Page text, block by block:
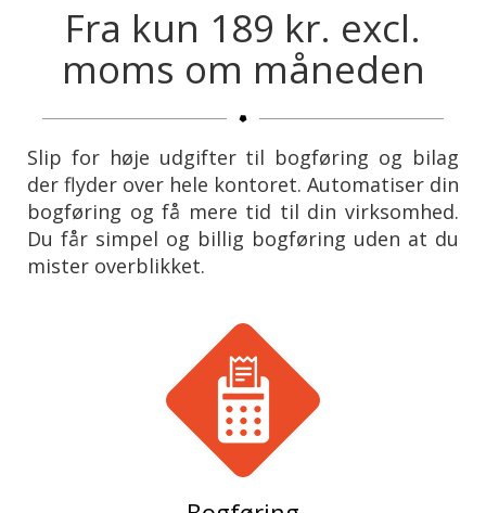
Fra kun 189 kr. excl.
moms om måneden
Slip for høje udgifter til bogføring og bilag
der flyder over hele kontoret. Automatiser din
bogføring og få mere tid til din virksomhed.
Du får simpel og billig bogføring uden at du
mister overblikket.